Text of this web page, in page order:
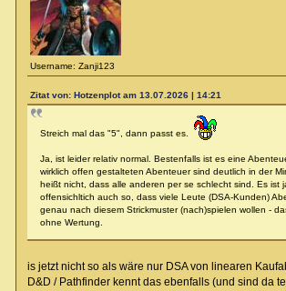
Username: Zanji123
Zitat von: Hotzenplot am 13.07.2026 | 14:21
Streich mal das "5", dann passt es.
Ja, ist leider relativ normal. Bestenfalls ist es eine
wirklich offen gestalteten Abenteuer sind deutlich in der
heißt nicht, dass alle anderen per se schlecht sind. Es ist
offensichltich auch so, dass viele Leute (DSA-Kunden)
genau nach diesem Strickmuster (nach)spielen wollen -
ohne Wertung.
is jetzt nicht so als wäre nur DSA von linearen
D&D / Pathfinder kennt das ebenfalls (und sind da